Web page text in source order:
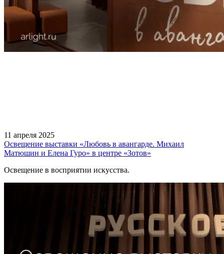
11 апреля 2025
Освещение выставки «Любовь в авангарде. Михаил
Матюшин и Елена Гуро» в центре «Зотов»
Освещение в восприятии искусства.